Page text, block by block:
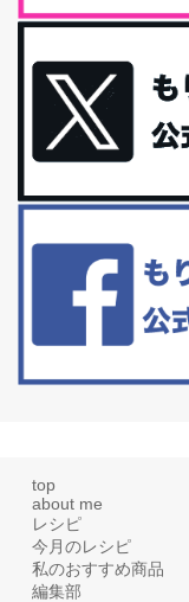
今回は、最近毎回定
礼品トップ５を紹介し
更年期を穏やかに乗
アラフィフからの体
といった更年期症状は
白髪・美容・免疫力
リーブオイルorごま油
top
about me
レシピ
今月のレシピ
私のおすすめ商品
編集部